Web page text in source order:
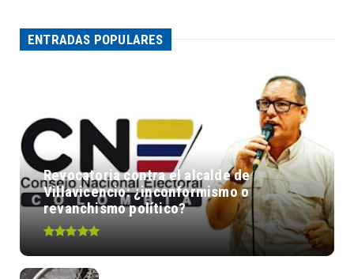
ENTRADAS POPULARES
Revocatoria contra el alcalde de
Villavicencio: ¿inconformismo o
revanchismo político?